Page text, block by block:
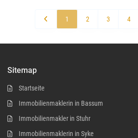
1 2 3 4
Sitemap
Startseite
Immobilienmaklerin in Bassum
Immobilienmakler in Stuhr
Immobilienmaklerin in Syke